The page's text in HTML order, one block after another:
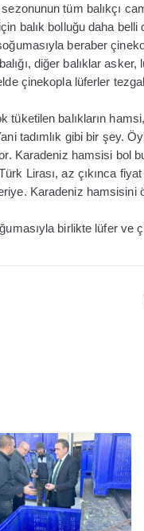
tüm balıkçı
balık bolluğu daha belli
beraber
diğer balıklar asker,
çinekopla lüferler
tüketilen balıkların
tadımlık gibi bir şey.
Karadeniz hamsisi bol
Lirası, az çıkınca
Karadeniz hamsisini
birlikte lüfer ve